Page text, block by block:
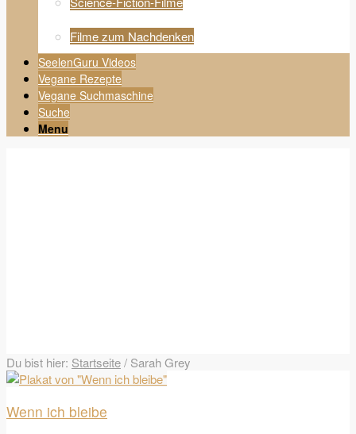
Filme zum Nachdenken
SeelenGuru Videos
Vegane Rezepte
Vegane Suchmaschine
Suche
Menu
Du bist hier: Startseite/ Sarah Grey
Wenn ich bleibe